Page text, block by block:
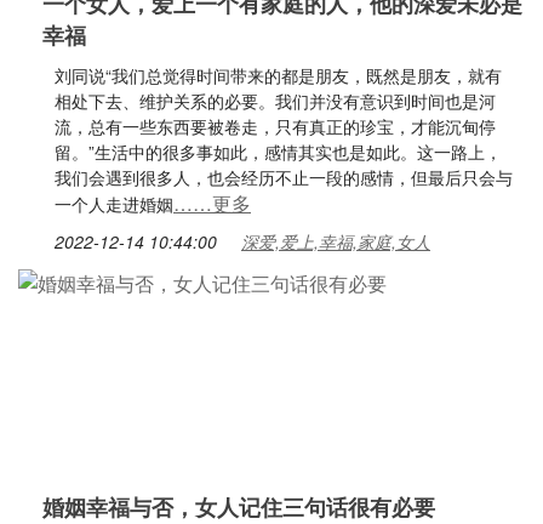
幸福
刘同说“我们总觉得时间带来的都是朋友，既然是朋友，就有
相处下去、维护关系的必要。我们并没有意识到时间也是河
流，总有一些东西要被卷走，只有真正的珍宝，才能沉甸停
留。”生活中的很多事如此，感情其实也是如此。这一路上，
我们会遇到很多人，也会经历不止一段的感情，但最后只会与
一个人走进婚姻……更多
2022-12-14 10:44:00 深爱,爱上,幸福,家庭,女人
婚姻幸福与否，女人记住三句话很有必要